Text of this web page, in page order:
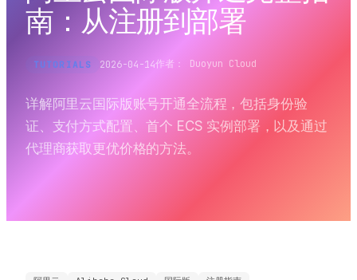
南：从注册到部署
TUTORIALS 2026-04-14作者： Duoyun Cloud
详解阿里云国际版账号开通全流程，包括身份验
证、支付方式配置、首个 ECS 实例部署，以及通过
代理商获取更优价格的方法。